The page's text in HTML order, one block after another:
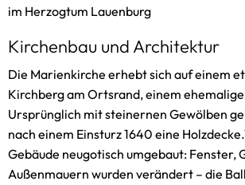
im Herzogtum Lauenburg
Kirchenbau und Architektur
Die Marienkirche erhebt sich auf einem
Kirchberg am Ortsrand, einem
Ursprünglich mit steinernen Gewölben
nach einem Einsturz 1640 eine
Gebäude neugotisch umgebaut: Fenster,
Außenmauern wurden verändert – die